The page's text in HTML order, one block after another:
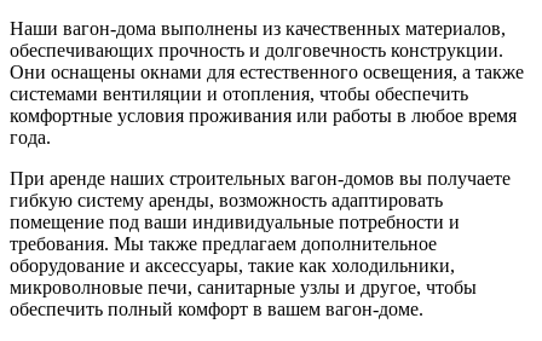
Наши вагон-дома выполнены из качественных материалов,
обеспечивающих прочность и долговечность конструкции.
Они оснащены окнами для естественного освещения, а также
системами вентиляции и отопления, чтобы обеспечить
комфортные условия проживания или работы в любое время
года.
При аренде наших строительных вагон-домов вы получаете
гибкую систему аренды, возможность адаптировать
помещение под ваши индивидуальные потребности и
требования. Мы также предлагаем дополнительное
оборудование и аксессуары, такие как холодильники,
микроволновые печи, санитарные узлы и другое, чтобы
обеспечить полный комфорт в вашем вагон-доме.